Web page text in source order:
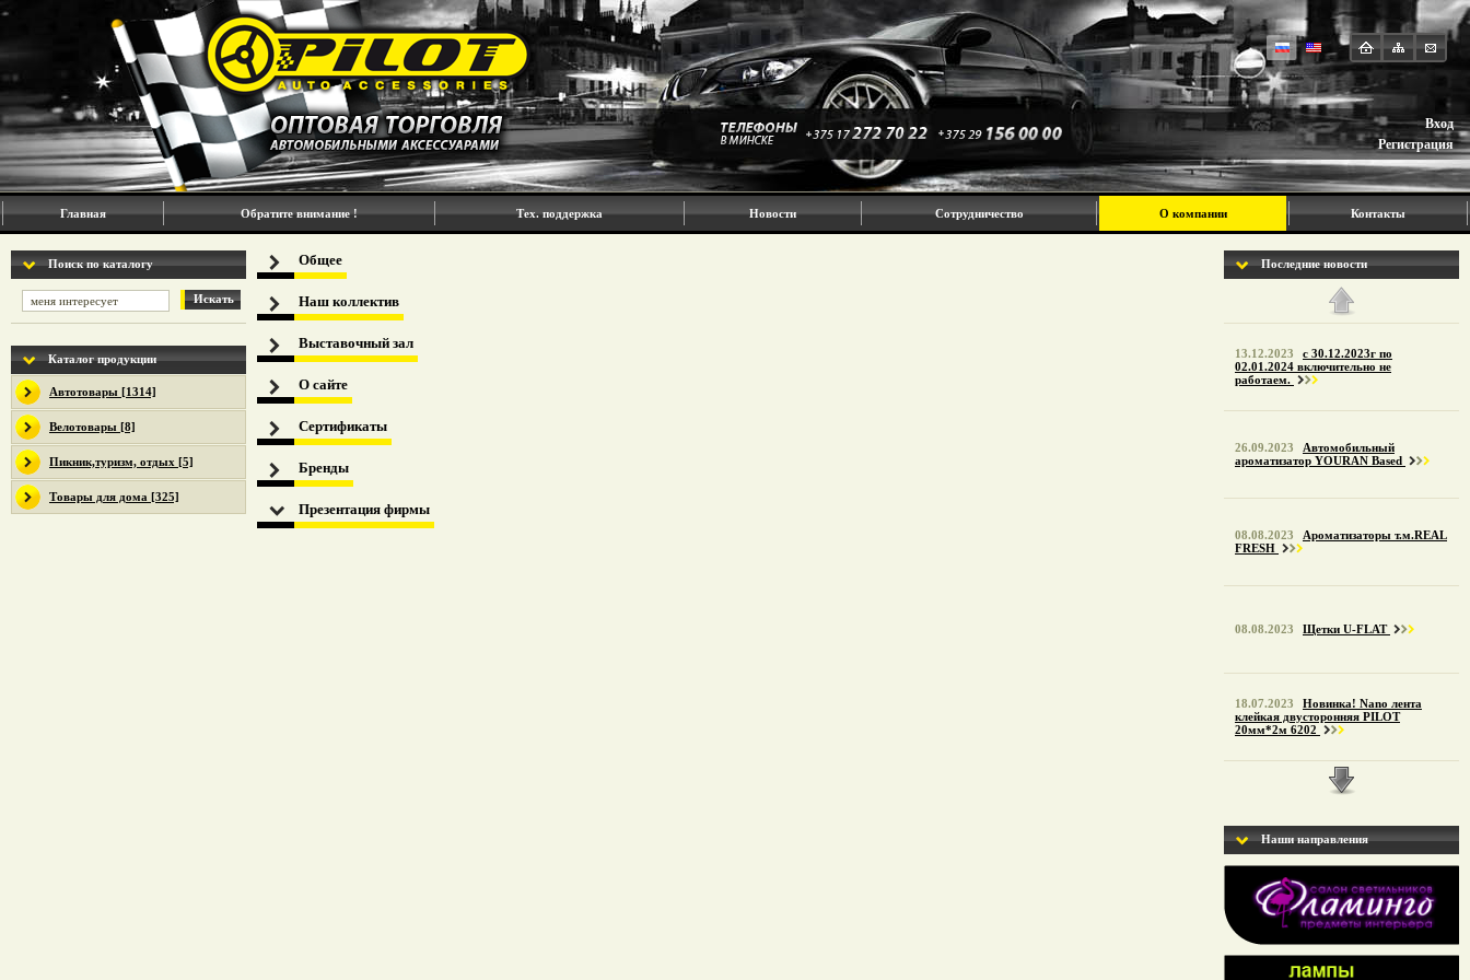
Вход
Регистрация
Главная Обратите внимание ! Тех. поддержка Новости Сотрудничество О компании Контакты
Поиск по каталогу
Искать
Каталог продукции
Автотовары [1314]
Велотовары [8]
Пикник,туризм, отдых [5]
Товары для дома [325]
Последние новости
13.12.2023
с 30.12.2023г по
02.01.2024 включительно не
работаем.
26.09.2023
Автомобильный
ароматизатор YOURAN Based
08.08.2023
Ароматизаторы т.м.REAL
FRESH
08.08.2023 Щетки U-FLAT
18.07.2023
Новинка! Nano лента
клейкая двусторонняя PILOT
20мм*2м 6202
09.12.2022
новогодние праздники: 30-31.12.2022
и 01-02.01.2023 нерабочие дни.
15.11.2022 Изменение правил
Наши направления
Общее
Наш коллектив
Выставочный зал
О сайте
Сертификаты
Бренды
Презентация фирмы